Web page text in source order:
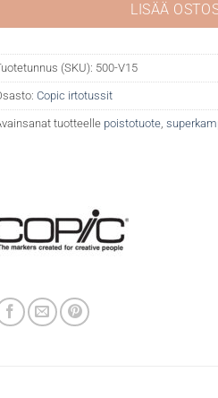
LISÄÄ
(SKU): 500-V15
Copic irtotussit
tuotteelle poistotuote,